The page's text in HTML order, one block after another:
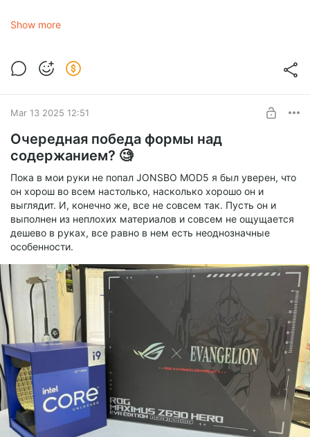
- GIGABYTE B450M DS3H V2
- Apacer TEX 2*16 ГБ 3200 МГц
- DEEPCOOL PF650
- Formula V-LINE 7706
Show more
Mar 13 2025 12:51
Очередная победа формы над
содержанием? 🧐
Пока в мои руки не попал JONSBO MOD5 я был уверен, что
он хорош во всем настолько, насколько хорошо он и
выглядит. И, конечно же, все не совсем так. Пусть он и
выполнен из неплохих материалов и совсем не ощущается
дешево в руках, все равно в нем есть неоднозначные
особенности.